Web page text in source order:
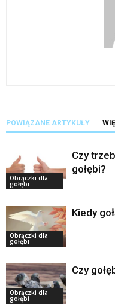
POWIĄZANE ARTYKUŁY
Obrączki dla
gołębi
Czy
gołębi?
Obrączki dla
gołębi
Kiedy
Obrączki dla
gołębi
Czy